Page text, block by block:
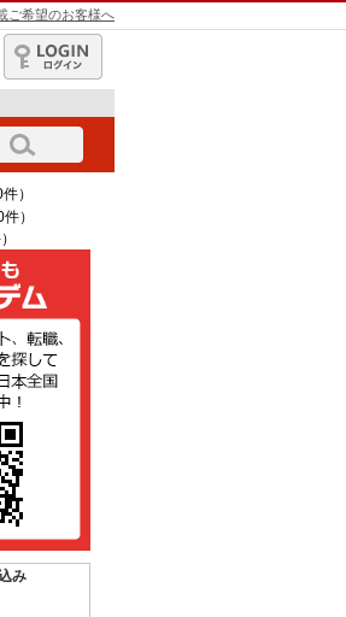
ご希望のお客様へ
ログイン
）
件）
み